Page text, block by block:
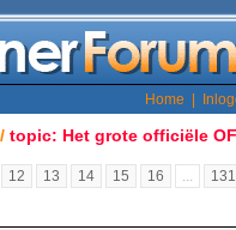
Home
/ topic: Het grote officiële
12 13 14 15 16 ...
131